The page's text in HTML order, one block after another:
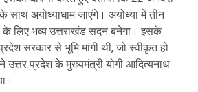
साथ अयोध्याधाम जाएंगे। अयोध्या में तीन
के लिए भव्य उत्तराखंड सदन बनेगा। इसके
सरकार से भूमि मांगी थी, जो स्वीकृत हो
उत्तर प्रदेश के मुख्यमंत्री योगी आदित्यनाथ